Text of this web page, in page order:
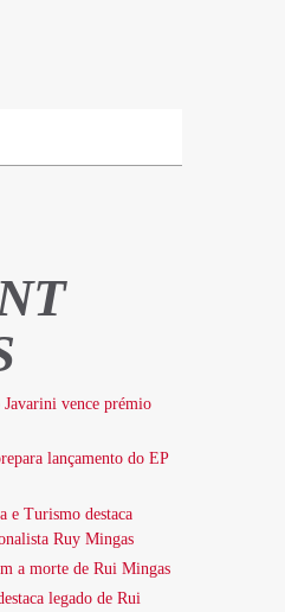
vence prémio
lançamento do EP
e Turismo destaca
Ruy Mingas
a morte de Rui Mingas
legado de Rui